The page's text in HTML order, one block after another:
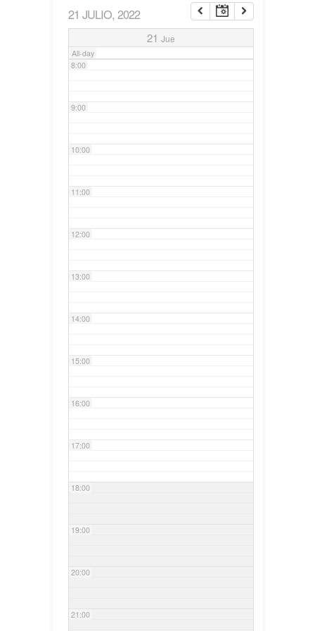
21 JULIO, 2022
21 Jue
All-day
7:00
8:00
9:00
10:00
11:00
12:00
13:00
14:00
15:00
16:00
17:00
18:00
19:00
20:00
21:00